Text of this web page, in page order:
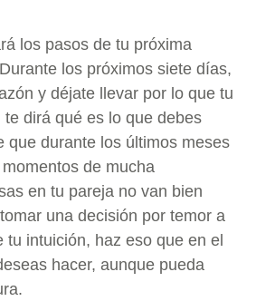
los pasos de tu próxima
los próximos siete días,
y déjate llevar por lo que tu
dirá qué es lo que debes
que durante los últimos meses
de mucha
en tu pareja no van bien
una decisión por temor a
tu intuición, haz eso que en el
hacer, aunque pueda